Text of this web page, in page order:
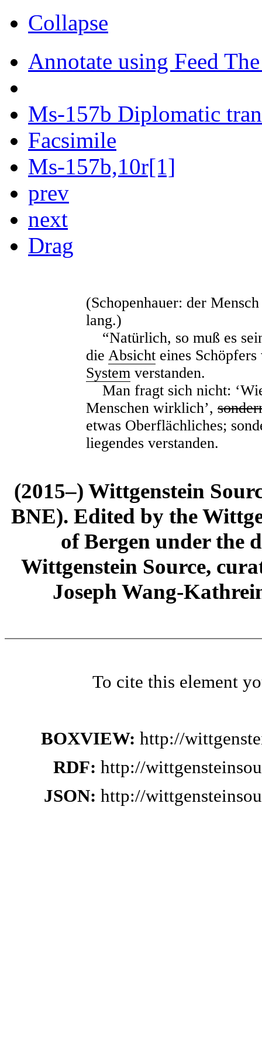
Collapse
Annotate using Feed
Ms-157b Diplomatic
Facsimile
Ms-157b,10r[1]
prev
next
Drag
(Schopenhauer: der
lang.)
“Natürlich, so muß es
die Absicht eines
System verstanden.
Man fragt sich nicht:
Menschen wirklich’,
etwas Oberflächliches;
liegendes verstanden.
(2015–) Wittgenstein
BNE). Edited by the
of Bergen under the
Wittgenstein Source,
Joseph Wang-
To cite this element
BOXVIEW: http://
RDF: http://
JSON: http://